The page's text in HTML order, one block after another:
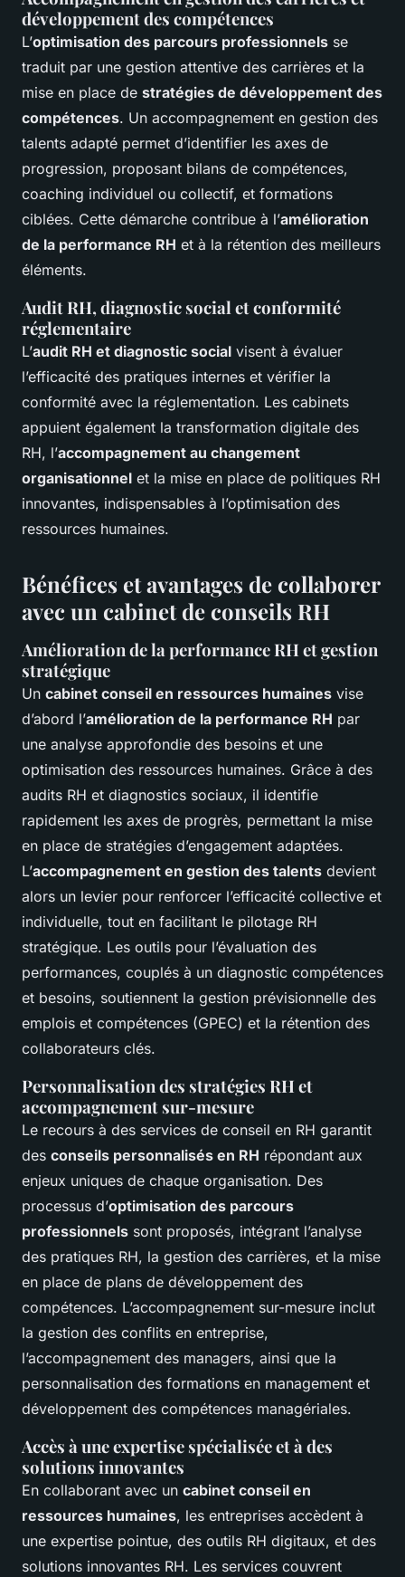
développement des compétences
L’optimisation des parcours professionnels se
traduit par une gestion attentive des carrières et la
mise en place de stratégies de développement des
compétences. Un accompagnement en gestion des
talents adapté permet d’identifier les axes de
progression, proposant bilans de compétences,
coaching individuel ou collectif, et formations
ciblées. Cette démarche contribue à l’amélioration
de la performance RH et à la rétention des meilleurs
éléments.
Audit RH, diagnostic social et conformité
réglementaire
L’audit RH et diagnostic social visent à évaluer
l’efficacité des pratiques internes et vérifier la
conformité avec la réglementation. Les cabinets
appuient également la transformation digitale des
RH, l’accompagnement au changement
organisationnel et la mise en place de politiques RH
innovantes, indispensables à l’optimisation des
ressources humaines.
Bénéfices et avantages de collaborer
avec un cabinet de conseils RH
Amélioration de la performance RH et gestion
stratégique
Un cabinet conseil en ressources humaines vise
d’abord l’amélioration de la performance RH par
une analyse approfondie des besoins et une
optimisation des ressources humaines. Grâce à des
audits RH et diagnostics sociaux, il identifie
rapidement les axes de progrès, permettant la mise
en place de stratégies d’engagement adaptées.
L’accompagnement en gestion des talents devient
alors un levier pour renforcer l’efficacité collective et
individuelle, tout en facilitant le pilotage RH
stratégique. Les outils pour l’évaluation des
performances, couplés à un diagnostic compétences
et besoins, soutiennent la gestion prévisionnelle des
emplois et compétences (GPEC) et la rétention des
collaborateurs clés.
Personnalisation des stratégies RH et
accompagnement sur-mesure
Le recours à des services de conseil en RH garantit
des conseils personnalisés en RH répondant aux
enjeux uniques de chaque organisation. Des
processus d’optimisation des parcours
professionnels sont proposés, intégrant l’analyse
des pratiques RH, la gestion des carrières, et la mise
en place de plans de développement des
compétences. L’accompagnement sur-mesure inclut
la gestion des conflits en entreprise,
l’accompagnement des managers, ainsi que la
personnalisation des formations en management et
développement des compétences managériales.
Accès à une expertise spécialisée et à des
solutions innovantes
En collaborant avec un cabinet conseil en
ressources humaines, les entreprises accèdent à
une expertise pointue, des outils RH digitaux, et des
solutions innovantes RH. Les services couvrent